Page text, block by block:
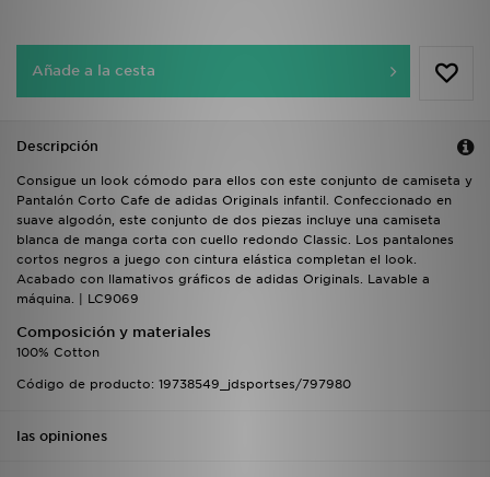
Añade a la cesta
Descripción
Consigue un look cómodo para ellos con este conjunto de camiseta y
Pantalón Corto Cafe de adidas Originals infantil. Confeccionado en
suave algodón, este conjunto de dos piezas incluye una camiseta
blanca de manga corta con cuello redondo Classic. Los pantalones
cortos negros a juego con cintura elástica completan el look.
Acabado con llamativos gráficos de adidas Originals. Lavable a
máquina. | LC9069
Composición y materiales
100% Cotton
Código de producto: 19738549_jdsportses/797980
las opiniones